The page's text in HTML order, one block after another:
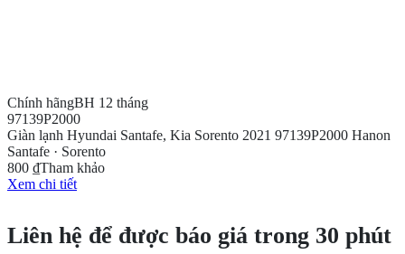
Chính hãngBH 12 tháng
97139P2000
Giàn lạnh Hyundai Santafe, Kia Sorento 2021 97139P2000 Hanon
Santafe · Sorento
800 ₫Tham khảo
Xem chi tiết
Liên hệ để được báo giá trong 30 phút